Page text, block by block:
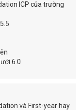
ICP của trường
6.0
và First-year hay